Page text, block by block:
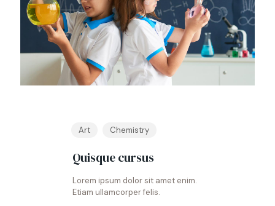
Art Chemistry
Quisque cursus
Lorem ipsum dolor sit amet enim.
Etiam ullamcorper felis.